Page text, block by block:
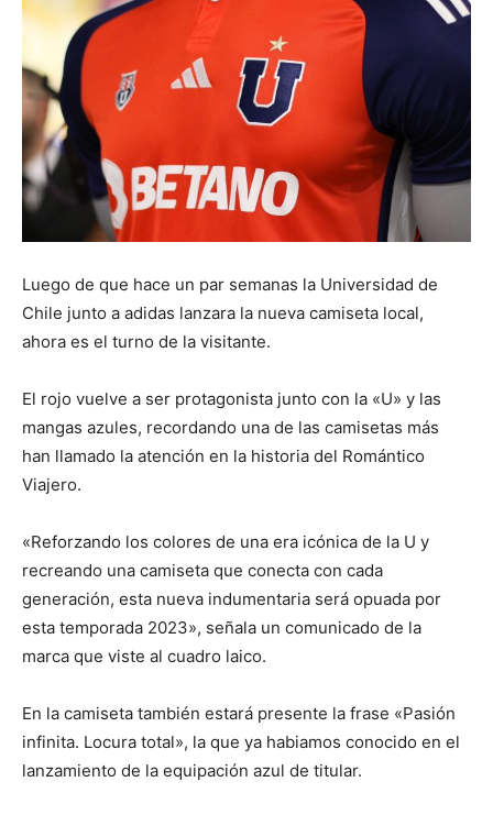
Luego de que hace un par semanas la Universidad de
Chile junto a adidas lanzara la nueva camiseta local,
ahora es el turno de la visitante.
El rojo vuelve a ser protagonista junto con la «U» y las
mangas azules, recordando una de las camisetas más
han llamado la atención en la historia del Romántico
Viajero.
«Reforzando los colores de una era icónica de la U y
recreando una camiseta que conecta con cada
generación, esta nueva indumentaria será opuada por
esta temporada 2023», señala un comunicado de la
marca que viste al cuadro laico.
En la camiseta también estará presente la frase «Pasión
infinita. Locura total», la que ya habiamos conocido en el
lanzamiento de la equipación azul de titular.